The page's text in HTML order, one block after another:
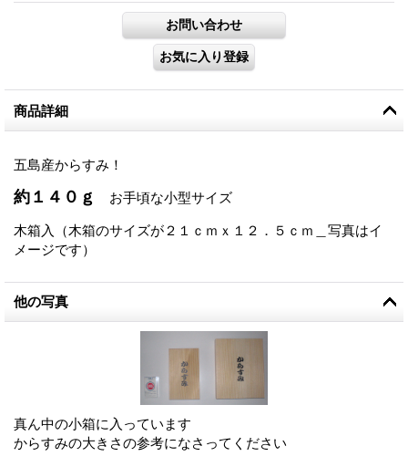
商品詳細
五島産からすみ！
約１４０ｇ お手頃な小型サイズ
木箱入（木箱のサイズが２１ｃｍｘ１２．５ｃｍ＿写真はイ
メージです）
他の写真
真ん中の小箱に入っています
からすみの大きさの参考になさってください